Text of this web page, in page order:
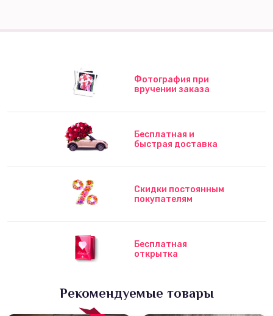
Фотография при
вручении заказа
Бесплатная и
быстрая доставка
Скидки постоянным
покупателям
Бесплатная
открытка
Рекомендуемые товары